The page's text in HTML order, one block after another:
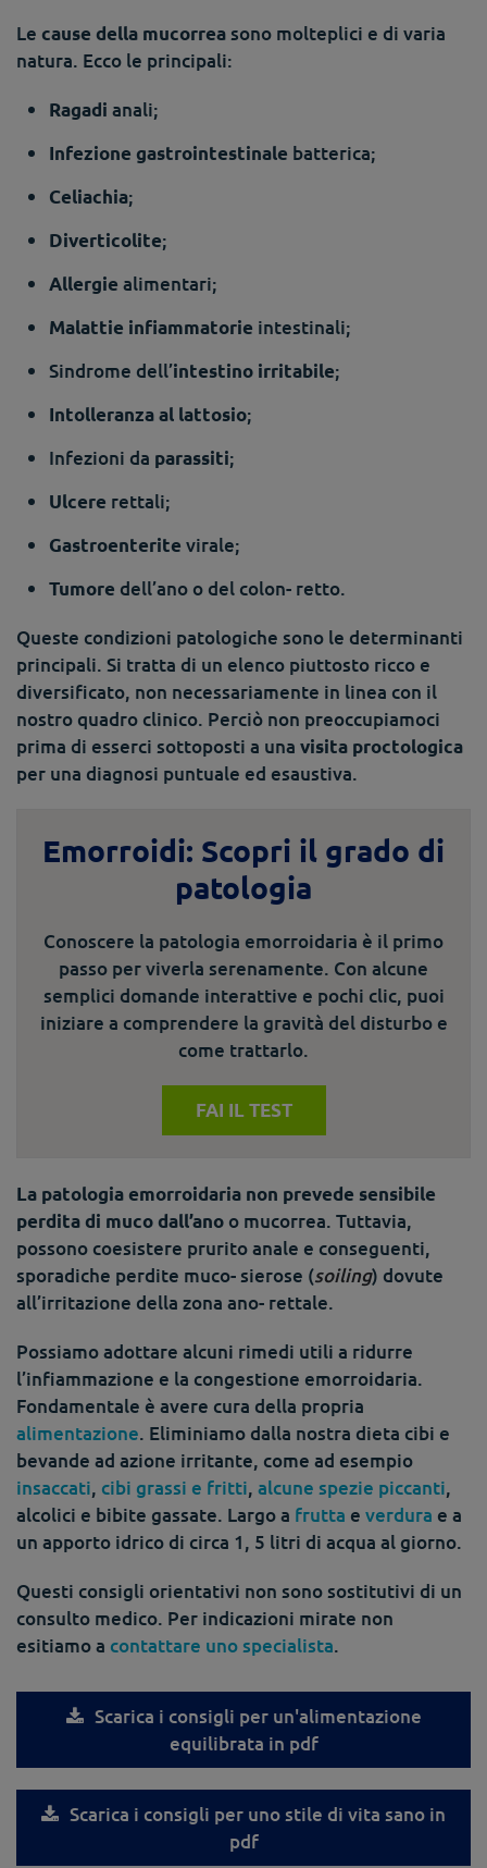
Le cause della mucorreasono molteplici e di varia
natura. Ecco le principali:
Ragadi anali;
Infezione gastrointestinale batterica;
Celiachia;
Diverticolite;
Allergie alimentari;
Malattie infiammatorie intestinali;
Sindrome dell’intestino irritabile;
Intolleranza al lattosio;
Infezioni da parassiti;
Ulcere rettali;
Gastroenterite virale;
Tumore dell’ano o del colon- retto.
Queste condizioni patologiche sono le determinanti
principali. Si tratta di un elenco piuttosto ricco e
diversificato, non necessariamente in linea con il
nostro quadro clinico. Perciò non preoccupiamoci
prima di esserci sottoposti a una visita proctologica
per una diagnosi puntuale ed esaustiva.
Emorroidi: Scopri il grado di
patologia
Conoscere la patologia emorroidaria è il primo
passo per viverla serenamente. Con alcune
semplici domande interattive e pochi clic, puoi
iniziare a comprendere la gravità del disturbo e
come trattarlo.
FAI IL TEST
La patologia emorroidaria non prevede sensibile
perdita di muco dall’ano o mucorrea. Tuttavia,
possono coesistere prurito anale e conseguenti,
sporadiche perdite muco- sierose (soiling) dovute
all’irritazione della zona ano- rettale.
Possiamo adottare alcuni rimedi utili a ridurre
l’infiammazione e la congestione emorroidaria.
Fondamentale è avere cura della propria
alimentazione. Eliminiamo dalla nostra dieta cibi e
bevande ad azione irritante, come ad esempio
insaccati, cibi grassi e fritti, alcune spezie piccanti,
alcolici e bibite gassate. Largo a frutta e verdura e a
un apporto idrico di circa 1, 5 litri di acqua al giorno.
Questi consigli orientativi non sono sostitutivi di un
consulto medico. Per indicazioni mirate non
esitiamo a contattare uno specialista.
Scarica i consigli per un'alimentazione
equilibrata in pdf
Scarica i consigli per uno stile di vita sano in
pdf